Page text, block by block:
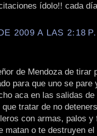
ídolo!! cada
2009 A LAS 2:18
de Mendoza de tirar
para que uno se pare
aca en las salidas
tratar de no
con armas, palos
matan o te destruyen el